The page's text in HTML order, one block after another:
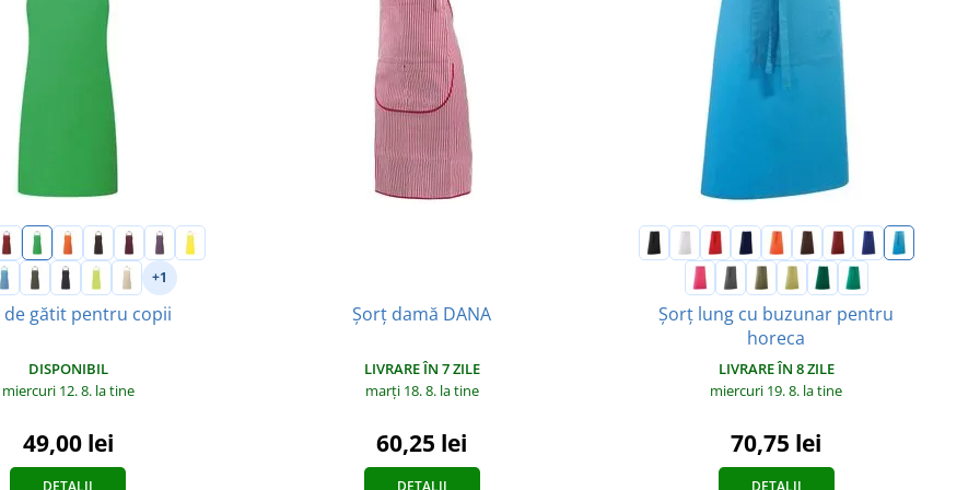
+1
gătit pentru copii
DISPONIBIL
miercuri 12. 8. la tine
49,00 lei
DETALII
Șorț damă DANA
LIVRARE ÎN 7 ZILE
marți 18. 8. la tine
60,25 lei
DETALII
Șorț lung cu buzunar pentru
horeca
LIVRARE ÎN 8 ZILE
miercuri 19. 8. la tine
70,75 lei
DETALII